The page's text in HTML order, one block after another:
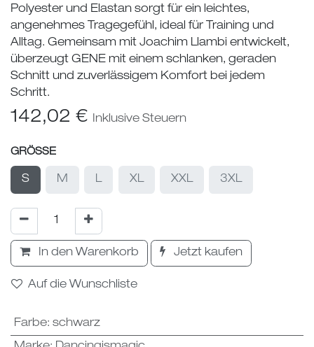
Polyester und Elastan sorgt für ein leichtes,
angenehmes Tragegefühl, ideal für Training und
Alltag. Gemeinsam mit Joachim Llambi entwickelt,
überzeugt GENE mit einem schlanken, geraden
Schnitt und zuverlässigem Komfort bei jedem
Schritt.
142,02 € Inklusive Steuern
GRÖSSE
S M L XL XXL 3XL
In den Warenkorb Jetzt kaufen
Auf die Wunschliste
Farbe: schwarz